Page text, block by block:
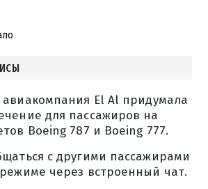
авиакомпания El Al придумала
для пассажиров на
Boeing 787 и Boeing 777.
с другими пассажирами
через встроенный чат.